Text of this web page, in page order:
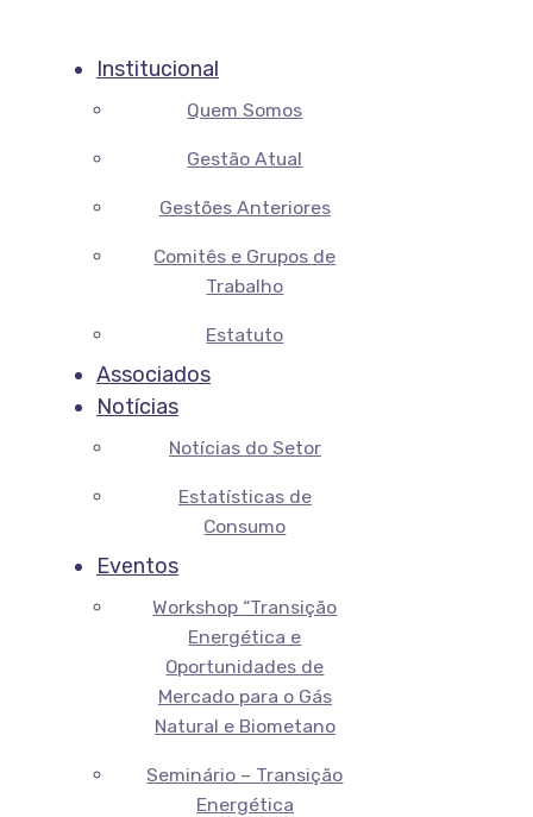
Institucional
Quem Somos
Gestão Atual
Gestões Anteriores
Comitês e Grupos de
Trabalho
Estatuto
Associados
Notícias
Notícias do Setor
Estatísticas de
Consumo
Eventos
Workshop “Transição
Energética e
Oportunidades de
Mercado para o Gás
Natural e Biometano
Seminário – Transição
Energética